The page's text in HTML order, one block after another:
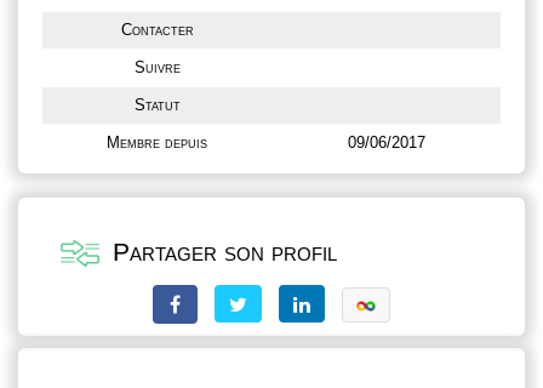
Contacter
Suivre
Statut
Membre depuis 09/06/2017
Partager son profil